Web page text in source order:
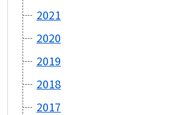
2021
2020
2019
2018
2017